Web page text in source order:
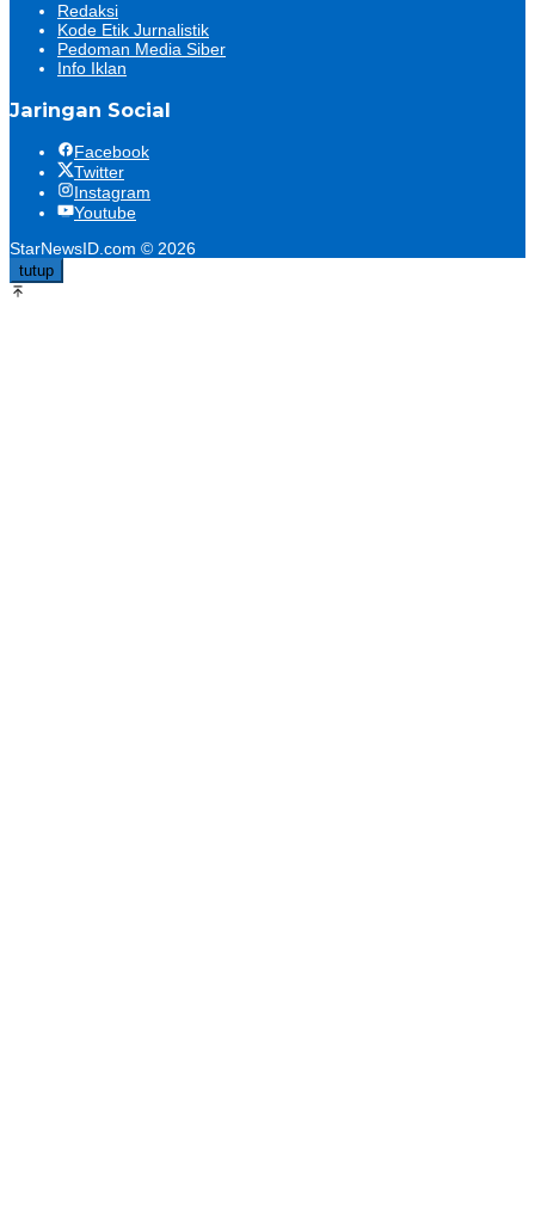
Redaksi
Kode Etik Jurnalistik
Pedoman Media Siber
Info Iklan
Jaringan Social
Facebook
Twitter
Instagram
Youtube
StarNewsID.com © 2026
tutup